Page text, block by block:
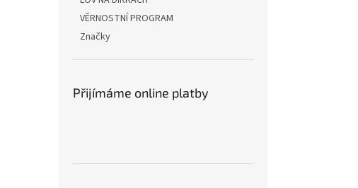
VĚRNOSTNÍ PROGRAM
Značky
Přijímáme online platby